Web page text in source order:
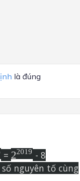
là đúng
= 22019
22019- 8
nguyên tố cùng